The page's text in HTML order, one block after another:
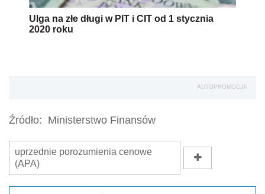
Ulga na złe długi w PIT i CIT od 1 stycznia
2020 roku
AUTOPROMOCJA
Źródło: Ministerstwo Finansów
uprzednie porozumienia cenowe
(APA)